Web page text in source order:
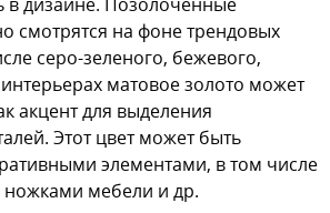
смотрятся на фоне трендовых
серо-зеленого, бежевого,
матовое золото может
акцент для выделения
Этот цвет может быть
элементами, в том числе
мебели и др.